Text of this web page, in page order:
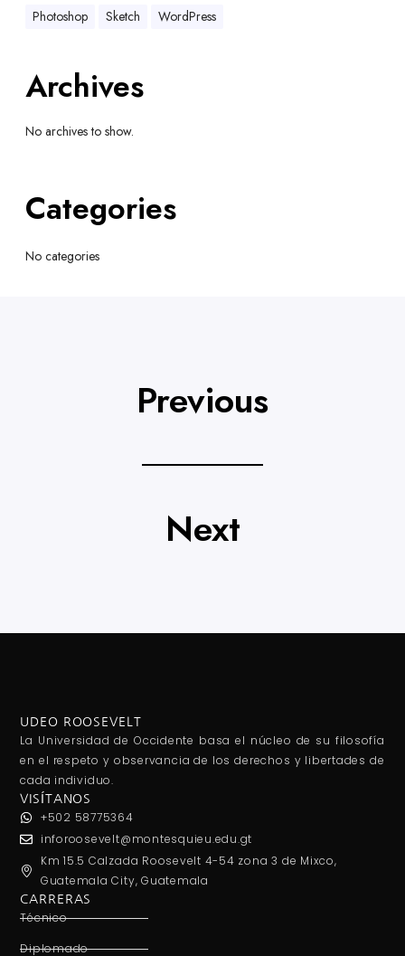
Photoshop Sketch WordPress
Archives
No archives to show.
Categories
No categories
Previous
Next
UDEO ROOSEVELT
La Universidad de Occidente basa el núcleo de su filosofía
en el respeto y observancia de los derechos y libertades de
cada individuo.
VISÍTANOS
+502 58775364
inforoosevelt@montesquieu.edu.gt
Km 15.5 Calzada Roosevelt 4-54 zona 3 de Mixco,
Guatemala City, Guatemala
CARRERAS
Técnico
Diplomado